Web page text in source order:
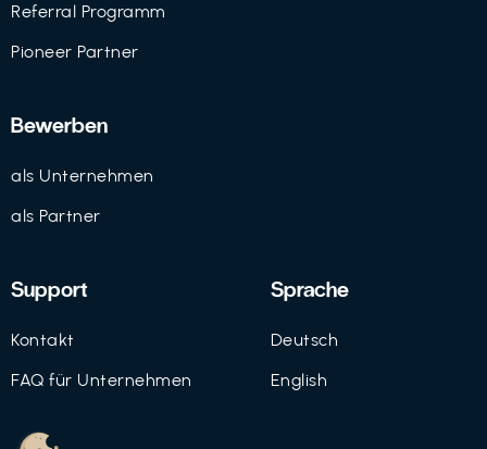
Referral Programm
Pioneer Partner
Bewerben
als Unternehmen
als Partner
Support
Kontakt
FAQ für Unternehmen
Sprache
Deutsch
English